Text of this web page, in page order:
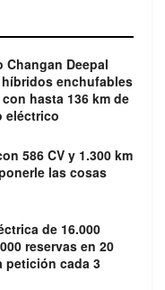
Changan Deepal
híbridos enchufables
hasta 136 km de
eléctrico
586 CV y 1.300 km
las cosas
de 16.000
reservas en 20
petición cada 3